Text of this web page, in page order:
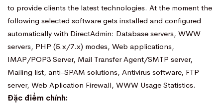
to provide clients the latest technologies. At the moment the
following selected software gets installed and configured
automatically with DirectAdmin: Database servers, WWW
servers, PHP (5.x/7.x) modes, Web applications,
IMAP/POP3 Server, Mail Transfer Agent/SMTP server,
Mailing list, anti-SPAM solutions, Antivirus software, FTP
server, Web Aplication Firewall, WWW Usage Statistics.
Đặc điểm chính: